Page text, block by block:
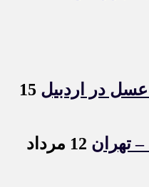
15
– تهران
12 مرداد